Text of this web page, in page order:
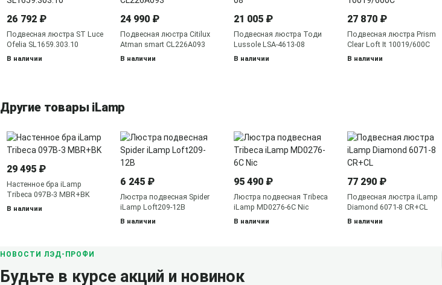
26 792 ₽
Подвесная люстра ST Luce
Ofelia SL1659.303.10
В наличии
24 990 ₽
Подвесная люстра Citilux
Atman smart CL226A093
В наличии
21 005 ₽
Подвесная люстра Тоди
Lussole LSA-4613-08
В наличии
27 870 ₽
Подвесная люстра Prism
Clear Loft It 10019/600C
В наличии
Другие товары iLamp
29 495 ₽
Настенное бра iLamp
Tribeca 097B-3 MBR+BK
В наличии
6 245 ₽
Люстра подвесная Spider
iLamp Loft209-12B
В наличии
95 490 ₽
Люстра подвесная Tribeca
iLamp MD0276-6C Nic
В наличии
77 290 ₽
Подвесная люстра iLamp
Diamond 6071-8 CR+CL
В наличии
НОВОСТИ ЛЭД-ПРОФИ
Будьте в курсе акций и новинок